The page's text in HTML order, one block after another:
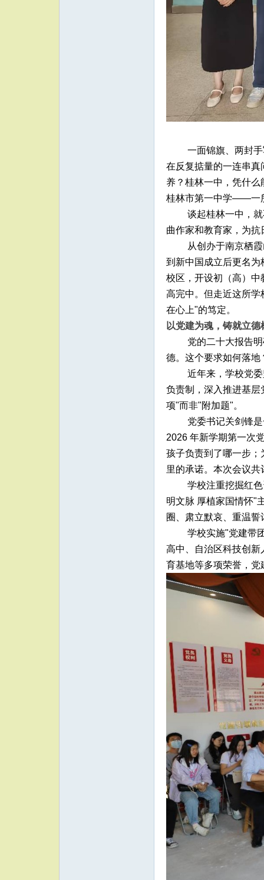
一面锦旗、两封
在反复掂量的一连串
养？桂林一中，凭什
桂林市第一中学——一
谈起桂林一中，
曲作家和教育家，为
从创办于南京栖
到新中国成立后更名
校区，开设初（高）
高完中。但走近这所
在心上"的笃定。
以党建为魂，铸就立德
党的二十大报告
德。这个要求如何落
近年来，学校党
负责制，深入推进基
项"而非"附加题"。
党委书记关剑锋
2026 年新学期第一次
孩子负责到了哪一步
里的承诺。本次会议
学校注重挖掘红
明文脉 厚植家国情怀"
圈、肃立默哀、重温
学校实施"党建带
高中、自治区科技创
育基地等多项荣誉，